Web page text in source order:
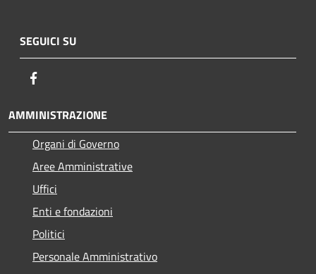
SEGUICI SU
AMMINISTRAZIONE
Organi di Governo
Aree Amministrative
Uffici
Enti e fondazioni
Politici
Personale Amministrativo